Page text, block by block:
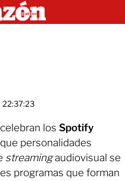
los Spotify
personalidades
streamingaudiovisual se
programas que forman